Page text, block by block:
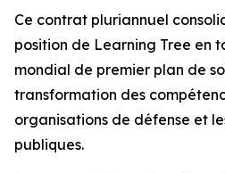
Ce contrat pluriannuel
position de Learning Tree en
mondial de premier plan de
transformation des
organisations de défense et
publiques.